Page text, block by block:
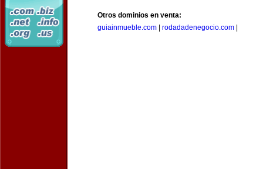
Otros dominios en venta:
guiainmueble.com
rodadadenegocio.com